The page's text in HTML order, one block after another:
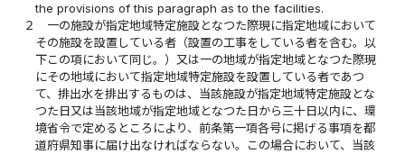
the provisions of this paragraph as to the facilities.
２
一の施設が指定地域特定施設となつた際現に指定地域において
その施設を設置している者（設置の工事をしている者を含む。以
下この項において同じ。）又は一の地域が指定地域となつた際現
にその地域において指定地域特定施設を設置している者であつ
て、排出水を排出するものは、当該施設が指定地域特定施設とな
つた日又は当該地域が指定地域となつた日から三十日以内に、環
境省令で定めるところにより、前条第一項各号に掲げる事項を都
道府県知事に届け出なければならない。この場合において、当該